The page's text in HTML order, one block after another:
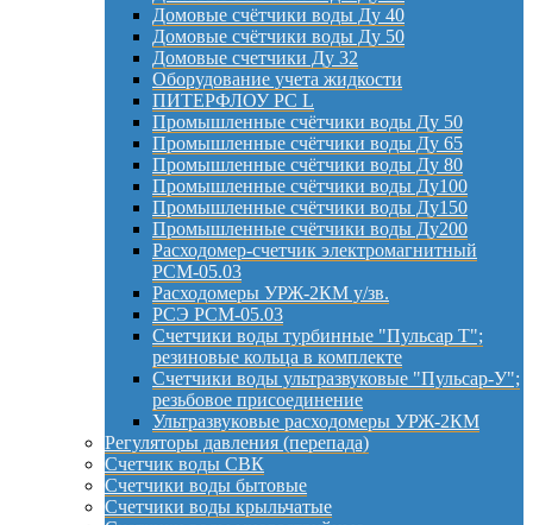
Домовые счётчики воды Ду 40
Домовые счётчики воды Ду 50
Домовые счетчики Ду 32
Оборудование учета жидкости
ПИТЕРФЛОУ РС L
Промышленные счётчики воды Ду 50
Промышленные счётчики воды Ду 65
Промышленные счётчики воды Ду 80
Промышленные счётчики воды Ду100
Промышленные счётчики воды Ду150
Промышленные счётчики воды Ду200
Расходомер-счетчик электромагнитный
РСМ-05.03
Расходомеры УРЖ-2КМ у/зв.
РСЭ РСМ-05.03
Счетчики воды турбинные "Пульсар Т";
резиновые кольца в комплекте
Счетчики воды ультразвуковые "Пульсар-У";
резьбовое присоединение
Ультразвуковые расходомеры УРЖ-2КМ
Регуляторы давления (перепада)
Счетчик воды СВК
Счетчики воды бытовые
Счетчики воды крыльчатые